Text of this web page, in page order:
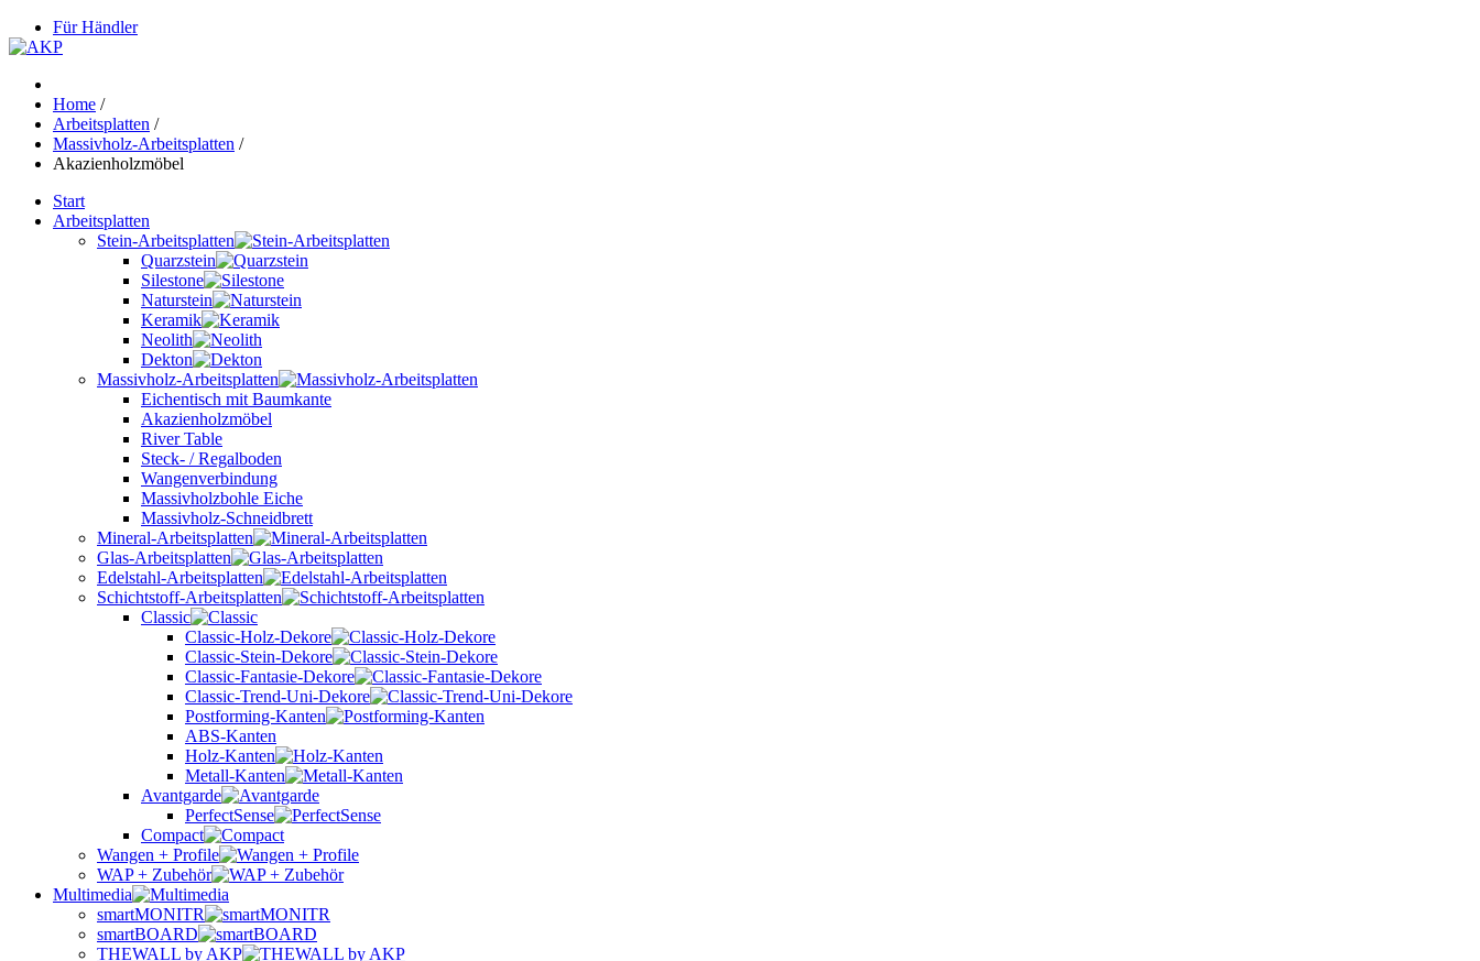
Für Händler
Home /
Arbeitsplatten /
Massivholz-Arbeitsplatten /
Akazienholzmöbel
Start
Arbeitsplatten
Stein-Arbeitsplatten
Quarzstein
Silestone
Naturstein
Keramik
Neolith
Dekton
Massivholz-Arbeitsplatten
Eichentisch mit Baumkante
Akazienholzmöbel
River Table
Steck- / Regalboden
Wangenverbindung
Massivholzbohle Eiche
Massivholz-Schneidbrett
Mineral-Arbeitsplatten
Glas-Arbeitsplatten
Edelstahl-Arbeitsplatten
Schichtstoff-Arbeitsplatten
Classic
Classic-Holz-Dekore
Classic-Stein-Dekore
Classic-Fantasie-Dekore
Classic-Trend-Uni-Dekore
Postforming-Kanten
ABS-Kanten
Holz-Kanten
Metall-Kanten
Avantgarde
PerfectSense
Compact
Wangen + Profile
WAP + Zubehör
Multimedia
smartMONITR
smartBOARD
THEWALL by AKP